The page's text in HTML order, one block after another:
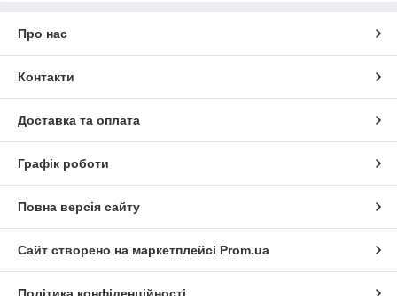
Про нас
Контакти
Доставка та оплата
Графік роботи
Повна версія сайту
Сайт створено на маркетплейсі Prom.ua